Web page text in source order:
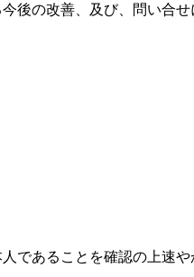
後の改善、及び、問い合
であることを確認の上速や